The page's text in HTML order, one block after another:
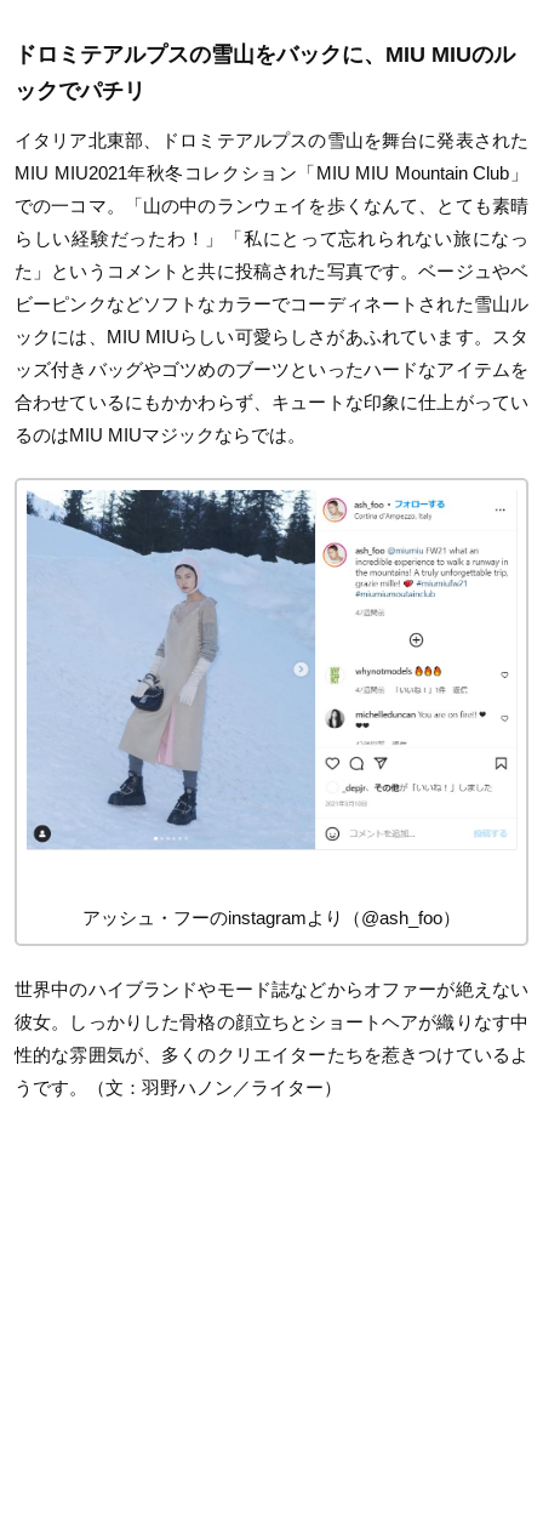
ドロミテアルプスの雪山をバックに、MIU MIUのル
ックでパチリ
イタリア北東部、ドロミテアルプスの雪山を舞台に発表された
MIU MIU2021年秋冬コレクション「MIU MIU Mountain Club」
での一コマ。「山の中のランウェイを歩くなんて、とても素晴
らしい経験だったわ！」「私にとって忘れられない旅になっ
た」というコメントと共に投稿された写真です。ベージュやベ
ビーピンクなどソフトなカラーでコーディネートされた雪山ル
ックには、MIU MIUらしい可愛らしさがあふれています。スタ
ッズ付きバッグやゴツめのブーツといったハードなアイテムを
合わせているにもかかわらず、キュートな印象に仕上がってい
るのはMIU MIUマジックならでは。
アッシュ・フーのinstagramより（@ash_foo）
世界中のハイブランドやモード誌などからオファーが絶えない
彼女。しっかりした骨格の顔立ちとショートヘアが織りなす中
性的な雰囲気が、多くのクリエイターたちを惹きつけているよ
うです。（文：羽野ハノン／ライター）